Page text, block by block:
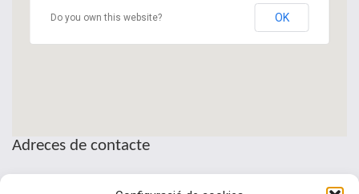
Do you own this website? OK
Adreces de contacte